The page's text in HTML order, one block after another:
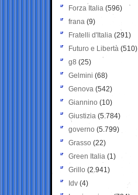
Forza Italia (596)
frana (9)
Fratelli d'Italia (291)
Futuro e Libertà (510)
g8 (25)
Gelmini (68)
Genova (542)
Giannino (10)
Giustizia (5.784)
governo (5.799)
Grasso (22)
Green Italia (1)
Grillo (2.941)
Idv (4)